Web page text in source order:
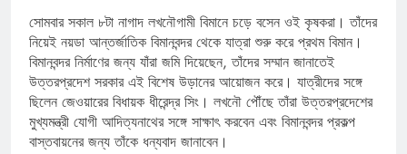
সোমবার সকাল ৮টা নাগাদ লখনৌগামী বিমানে চড়ে বসেন ওই কৃষকরা। তাঁদের
নিয়েই নয়ডা আন্তর্জাতিক বিমানবন্দর থেকে যাত্রা শুরু করে প্রথম বিমান।
বিমানবন্দর নির্মাণের জন্য যাঁরা জমি দিয়েছেন, তাঁদের সম্মান জানাতেই
উত্তরপ্রদেশ সরকার এই বিশেষ উড়ানের আয়োজন করে। যাত্রীদের সঙ্গে
ছিলেন জেওয়ারের বিধায়ক ধীরেন্দ্র সিং। লখনৌ পৌঁছে তাঁরা উত্তরপ্রদেশের
মুখ্যমন্ত্রী যোগী আদিত্যনাথের সঙ্গে সাক্ষাৎ করবেন এবং বিমানবন্দর প্রকল্প
বাস্তবায়নের জন্য তাঁকে ধন্যবাদ জানাবেন।